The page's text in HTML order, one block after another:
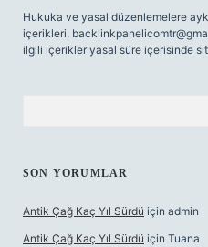
Hukuka ve yasal düzenlemelere
içerikleri,
ilgili içerikler yasal süre içerisinde
SON YORUMLAR
Antik Çağ Kaç Yıl Sürdü için admin
Antik Çağ Kaç Yıl Sürdü için Tuana